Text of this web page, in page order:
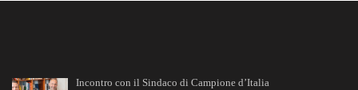
Incontro con il Sindaco di Campione d’Italia